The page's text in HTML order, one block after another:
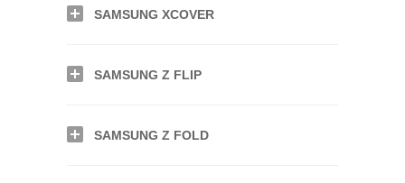
SAMSUNG XCOVER
SAMSUNG Z FLIP
SAMSUNG Z FOLD